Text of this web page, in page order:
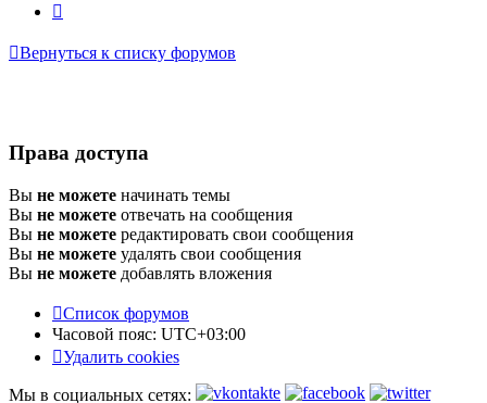
Вернуться к списку форумов
Права доступа
Вы не можете начинать темы
Вы не можете отвечать на сообщения
Вы не можете редактировать свои сообщения
Вы не можете удалять свои сообщения
Вы не можете добавлять вложения
Список форумов
Часовой пояс: UTC+03:00
Удалить cookies
Мы в социальных сетях: